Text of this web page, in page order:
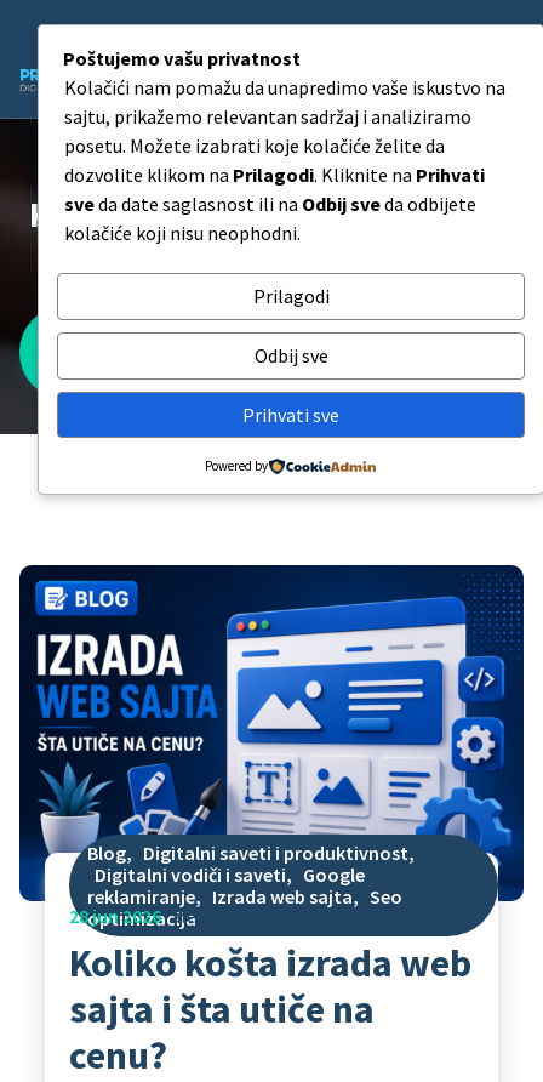
content
Agencija za Digitalni Marketing
Koliko košta izrada web sajta i
šta utiče na cenu?
Koliko košta izrada web sajta i šta utiče na cenu?
Blog, Digitalni saveti i produktivnost,
Digitalni vodiči i saveti, Google
reklamiranje, Izrada web sajta, Seo
optimizacija
28jun 2026 aleksandar
Koliko košta izrada web
sajta i šta utiče na
cenu?
Poštujemo vašu privatnost
Kolačići nam pomažu da unapredimo vaše iskustvo na
sajtu, prikažemo relevantan sadržaj i analiziramo
posetu. Možete izabrati koje kolačiće želite da
dozvolite klikom na Prilagodi. Kliknite na Prihvati
sveda date saglasnost ili na Odbij sveda odbijete
kolačiće koji nisu neophodni.
Prilagodi
Odbij sve
Prihvati sve
Powered by